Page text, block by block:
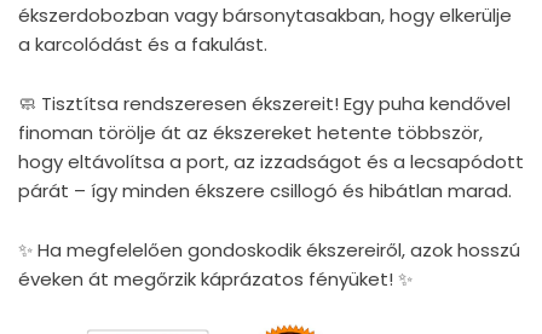
ékszerdobozban vagy bársonytasakban, hogy elkerülje
a karcolódást és a fakulást.
🧼 Tisztítsa rendszeresen ékszereit! Egy puha kendővel
finoman törölje át az ékszereket hetente többször,
hogy eltávolítsa a port, az izzadságot és a lecsapódott
párát – így minden ékszere csillogó és hibátlan marad.
✨ Ha megfelelően gondoskodik ékszereiről, azok hosszú
éveken át megőrzik káprázatos fényüket! ✨